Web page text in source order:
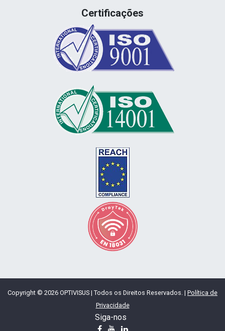
Certificações
Copyright © 2026 OPTIVISUS | Todos os Direitos Reservados. | Política de
Privacidade
Siga-nos